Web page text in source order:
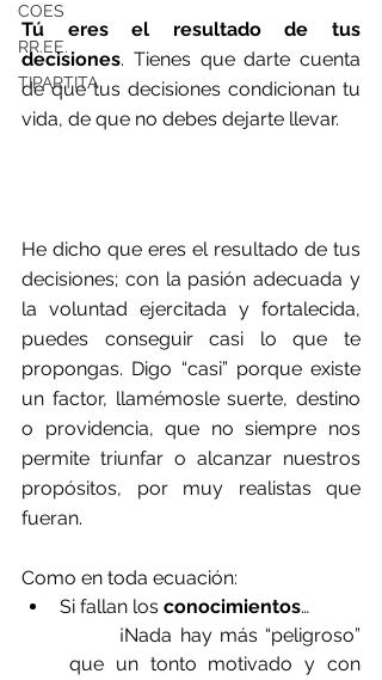
COES
RR.EE.
TIPARTITA
Tú eres el resultado de tus
decisiones. Tienes que darte cuenta
de que tus decisiones condicionan tu
vida, de que no debes dejarte llevar.
He dicho que eres el resultado de tus
decisiones; con la pasión adecuada y
la voluntad ejercitada y fortalecida,
puedes conseguir casi lo que te
propongas. Digo “casi” porque existe
un factor, llamémosle suerte, destino
o providencia, que no siempre nos
permite triunfar o alcanzar nuestros
propósitos, por muy realistas que
fueran.
Como en toda ecuación:
Si fallan los conocimientos…
¡Nada hay más “peligroso”
que un tonto motivado y con